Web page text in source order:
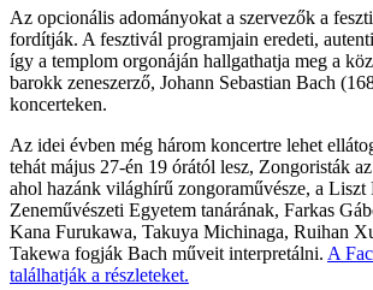
Az opcionális adományokat a szervezők a
fordítják. A fesztivál programjain eredeti,
így a templom orgonáján hallgathatja meg a
barokk zeneszerző, Johann Sebastian Bach
koncerteken.
Az idei évben még három koncertre lehet
tehát május 27-én 19 órától lesz, Zongoristák
ahol hazánk világhírű zongoraművésze, a Liszt
Zeneművészeti Egyetem tanárának, Farkas
Kana Furukawa, Takuya Michinaga, Ruihan
Takewa fogják Bach műveit interpretálni. A
találhatják a részleteket.